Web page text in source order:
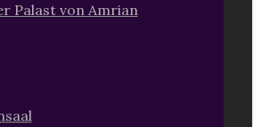
Palast von Amrian